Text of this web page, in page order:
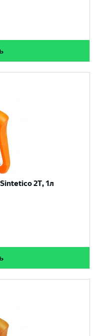
2T, 1л